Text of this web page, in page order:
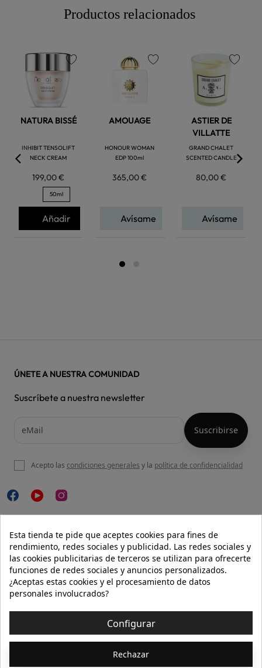
Productos relacionados
NATURA BISSÉ
INHIBIT TENSOLIFT
NECK CREAM
199,00 €
favorite
50ml
Añadir
AMOUAGE
HONOUR WOMAN
EDP 100ml
365,00 €
Avísame
ASTIER DE
VILLATTE
GRAND CHALET
SCENTED CANDLE
80,00 €
Avísame
NUESTRA WEB
AYUDA
INFORMACIÓN 
ÚNETE A NUESTRA COMUNIDAD
Suscríbete a nuestra newsletter
Acepto las condiciones generales y la política de confidencialidad
Esta tienda te pide que aceptes cookies para fines de
rendimiento, redes sociales y publicidad. Las redes sociales y
las cookies publicitarias de terceros se utilizan para ofrecerte
funciones de redes sociales y anuncios personalizados.
¿Aceptas estas cookies y el procesamiento de datos
personales involucrados?
Configurar
Rechazar